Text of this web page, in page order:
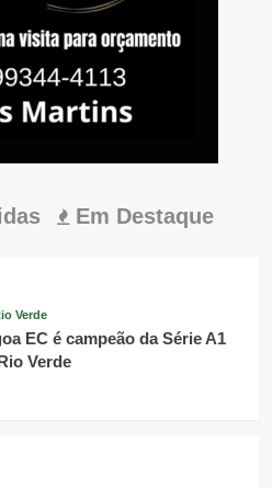
Em Destaque
Verde
EC é campeão da Série A1
Verde